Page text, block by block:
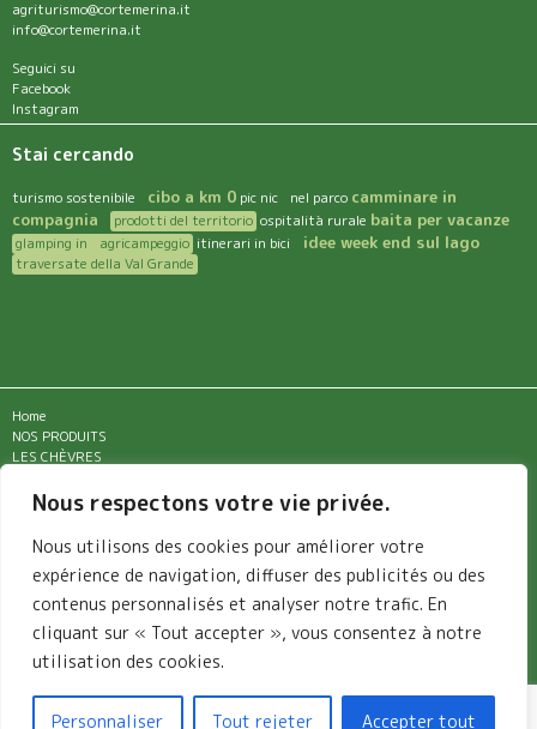
Nous respectons votre vie privée.
Nous utilisons des cookies pour améliorer votre
expérience de navigation, diffuser des publicités ou des
contenus personnalisés et analyser notre trafic. En
cliquant sur « Tout accepter », vous consentez à notre
utilisation des cookies.
Personnaliser Tout rejeter Accepter tout
agriturismo@cortemerina.it
info@cortemerina.it
Seguici su
Facebook
Instagram
Stai cercando
turismo sostenibile cibo a km 0 pic nic nel parco camminare in
compagnia
prodotti del territorio ospitalità rurale baita per vacanze
glamping in agricampeggio itinerari in bici idee week end sul lago
traversate della Val Grande
Home
NOS PRODUITS
LES CHÈVRES
RESTAURANT
TERRITOIRE DU VAL GRANDE
CONTACT
News
Privacy Policy
2024 © azienda agricola Corte Merina – località Merina – frazione